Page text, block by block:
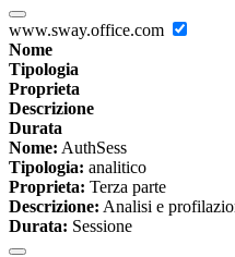
www.sway.office.com
Nome
Tipologia
Proprieta
Descrizione
Durata
Nome: AuthSess
Tipologia: analitico
Proprieta: Terza parte
Descrizione: Analisi e
Durata: Sessione